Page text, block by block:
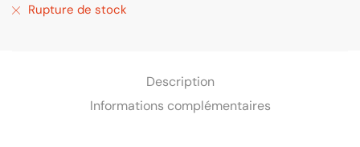
Rupture de stock
Description
Informations complémentaires